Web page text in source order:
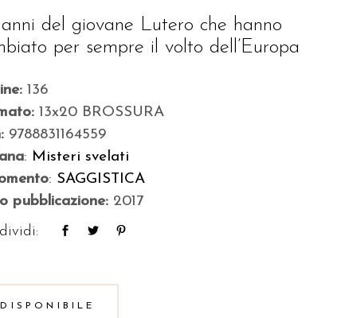
del giovane Lutero che hanno
per sempre il volto dell’Europa
136
13x20 BROSSURA
9788831164559
: Misteri svelati
: SAGGISTICA
pubblicazione: 2017
DISPONIBILE